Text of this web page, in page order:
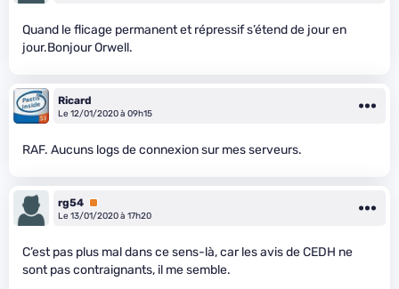
Quand le flicage permanent et répressif s’étend de jour en
jour.Bonjour Orwell.
Ricard
Le 12/01/2020 à 09h15
RAF. Aucuns logs de connexion sur mes serveurs.
rg54 Premium
Le 13/01/2020 à 17h20
C’est pas plus mal dans ce sens-là, car les avis de CEDH ne
sont pas contraignants, il me semble.